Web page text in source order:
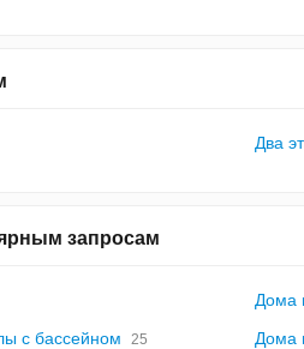
Два
запросам
Дома
с бассейном 25 Дома